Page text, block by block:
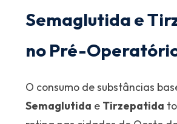
Semaglutida e
no Pré-
O consumo de substâncias
Semaglutida e Tirzepatida